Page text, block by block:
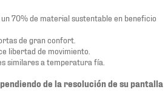
70% de material sustentable en beneficio
de gran confort.
libertad de movimiento.
similares a temperatura fía.
de la resolución de su pantalla